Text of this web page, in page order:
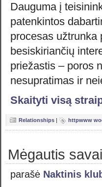
Dauguma į
patenkintos
procesas užtrunka
besiskiriančių
priežastis – poros
nesupratimas ir
Skaityti visą
Relationships | httpwww
Mėgautis
parašė Naktinis